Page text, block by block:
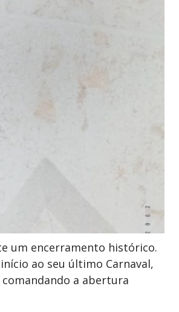
um encerramento histórico.
ao seu último Carnaval,
a abertura